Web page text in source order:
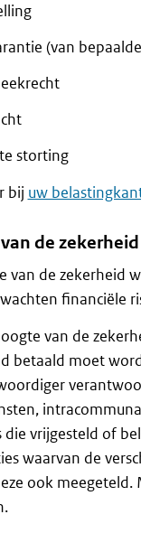
(van
storting
bij uw
de zekerheid
van de zekerheid
financiële
van de
betaald moet
die vrijgesteld of
waarvan de
ook